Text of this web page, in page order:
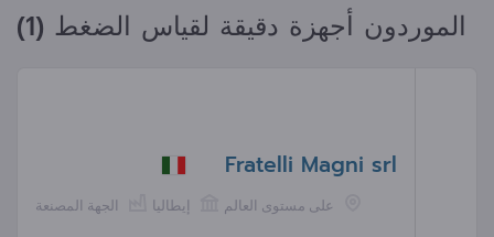
الموردون أجهزة دقيقة لقياس الضغط (1)
Fratelli Magni srl
الجهة المصنعة إيطاليا على مستوى العالم